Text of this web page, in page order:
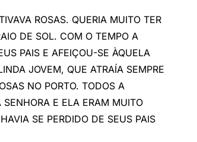
ROSAS. QUERIA MUITO TER
DE SOL. COM O TEMPO A
PAIS E AFEIÇOU-SE ÀQUELA
JOVEM, QUE ATRAÍA SEMPRE
NO PORTO. TODOS A
E ELA ERAM MUITO
SE PERDIDO DE SEUS PAIS